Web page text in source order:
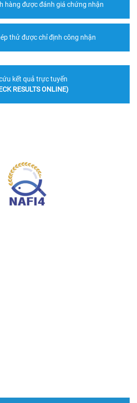
hàng được đánh giá chứng nhận
thử được chỉ định công nhận
kết quả trực tuyến
RESULTS ONLINE)